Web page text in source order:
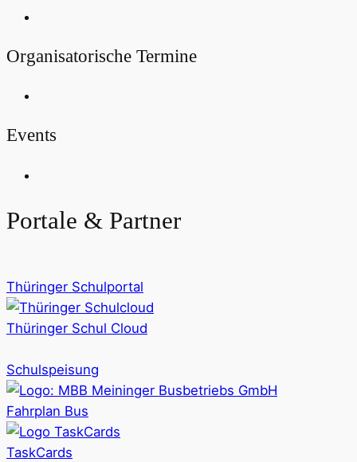
Organisatorische Termine
Events
Portale & Partner
Thüringer Schulportal
Thüringer Schul Cloud
Schulspeisung
Fahrplan Bus
TaskCards